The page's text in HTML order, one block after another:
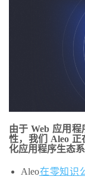
由于 Web 应用
性，我们 Aleo
化应用程序生态系
Aleo在零知识